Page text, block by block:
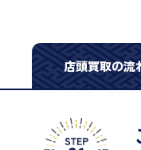
店頭買取の流